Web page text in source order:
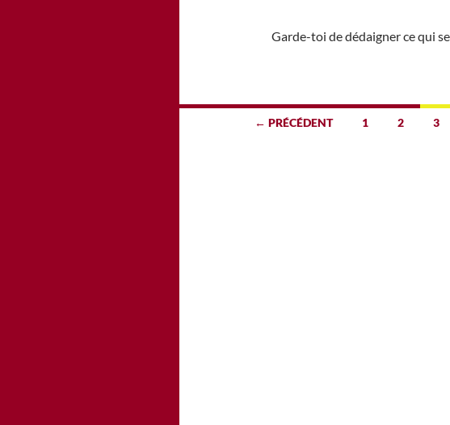
Garde-toi de dédaigner ce qui
Navigation← PRÉCÉDENT 1 2 3